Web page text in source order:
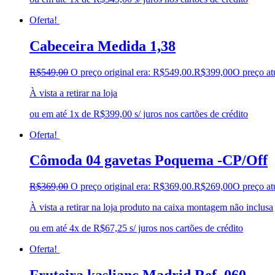
Oferta!
Cabeceira Medida 1,38
R$549,00 O preço original era: R$549,00.R$399,00O preço
À vista a retirar na loja
ou em até 1x de R$399,00 s/ juros nos cartões de crédito
Oferta!
Cômoda 04 gavetas Poquema -CP/Off
R$369,00 O preço original era: R$369,00.R$269,00O preço
À vista a retirar na loja produto na caixa montagem não inclusa
ou em até 4x de R$67,25 s/ juros nos cartões de crédito
Oferta!